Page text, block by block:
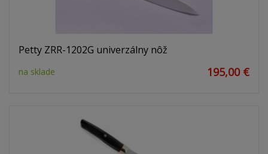
Petty ZRR-1202G univerzálny nôž
na sklade 195,00 €